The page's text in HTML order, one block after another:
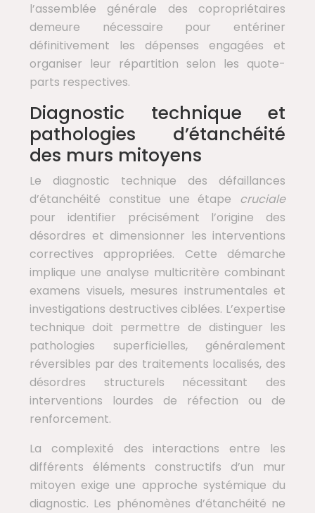
l’assemblée générale des copropriétaires
demeure nécessaire pour entériner
définitivement les dépenses engagées et
organiser leur répartition selon les quote-
parts respectives.
Diagnostic technique et
pathologies d’étanchéité
des murs mitoyens
Le diagnostic technique des défaillances
d’étanchéité constitue une étape cruciale
pour identifier précisément l’origine des
désordres et dimensionner les interventions
correctives appropriées. Cette démarche
implique une analyse multicritère combinant
examens visuels, mesures instrumentales et
investigations destructives ciblées. L’expertise
technique doit permettre de distinguer les
pathologies superficielles, généralement
réversibles par des traitements localisés, des
désordres structurels nécessitant des
interventions lourdes de réfection ou de
renforcement.
La complexité des interactions entre les
différents éléments constructifs d’un mur
mitoyen exige une approche systémique du
diagnostic. Les phénomènes d’étanchéité ne